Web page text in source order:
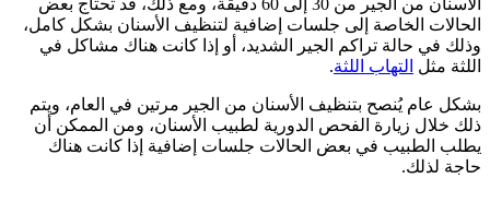
الحالات الخاصة إلى جلسات إضافية لتنظيف الأسنان بشكل كامل،
وذلك في حالة تراكم الجير الشديد، أو إذا كانت هناك مشاكل في
اللثة مثل التهاب اللثة.
بشكل عام يُنصح بتنظيف الأسنان من الجير مرتين في العام، ويتم
ذلك خلال زيارة الفحص الدورية لطبيب الأسنان، ومن الممكن أن
يطلب الطبيب في بعض الحالات جلسات إضافية إذا كانت هناك
حاجة لذلك.